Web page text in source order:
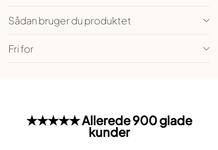
Sådan bruger du produktet
Fri for
★★★★★ Allerede 900 glade
kunder